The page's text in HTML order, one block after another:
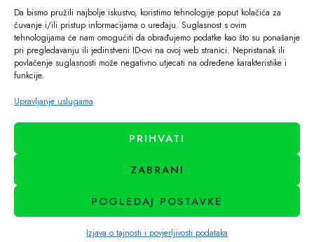
Da bismo pružili najbolje iskustvo, koristimo tehnologije poput kolačića za
čuvanje i/ili pristup informacijama o uređaju. Suglasnost s ovim
tehnologijama će nam omogućiti da obrađujemo podatke kao što su ponašanje
pri pregledavanju ili jedinstveni ID-ovi na ovoj web stranici. Nepristanak ili
povlačenje suglasnosti može negativno utjecati na određene karakteristike i
funkcije.
Upravljanje uslugama
PRIHVATI
ZABRANI
POGLEDAJ POSTAVKE
Izjava o tajnosti i povjerljivosti podataka